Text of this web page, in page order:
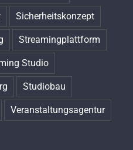
Sicherheitskonzept
Streamingplattform
Studio
Studiobau
Veranstaltungsagentur